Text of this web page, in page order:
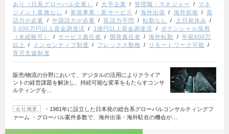
あり（日系グローバル企業）
大手企業 管理職・マネジャー
マネ
ジメント業務なし
新規事業・新サービス 海外出張 海外折衝
英
語力が必要
中国語力が必要 英語力不問 転勤なし
土日祝休み
3,000万円以上資金調達済
1億円以上資金調達済
ポテンシャル採用
（未経験可）
サービス責任者 開発責任者 海外転勤
年収600万
以上
インセンティブ制度 フレックス勤務
リモートワーク可能
育児支援制度
販売/物流の分野において、デジタルの活用によりクライア
ントの経営課題を解決し、持続可能な変革をもたらすコンサ
ルティングを…
会社概要
・1981年に設立した日本発の総合系グローバルコンサルティングフ
ァーム ・グローバル案件多数で、海外出張・海外駐在の機会が…